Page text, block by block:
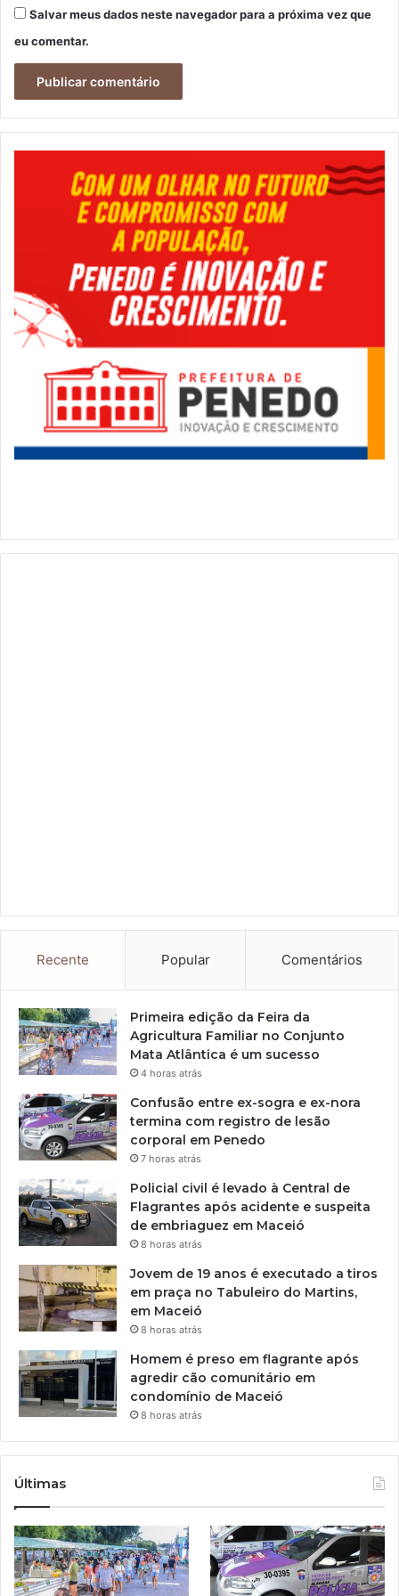
Salvar meus dados neste navegador para a próxima vez que
eu comentar.
Recente Popular Comentários
Primeira edição da Feira da
Agricultura Familiar no Conjunto
Mata Atlântica é um sucesso
4 horas atrás
Confusão entre ex-sogra e ex-nora
termina com registro de lesão
corporal em Penedo
7 horas atrás
Policial civil é levado à Central de
Flagrantes após acidente e suspeita
de embriaguez em Maceió
8 horas atrás
Jovem de 19 anos é executado a tiros
em praça no Tabuleiro do Martins,
em Maceió
8 horas atrás
Homem é preso em flagrante após
agredir cão comunitário em
condomínio de Maceió
8 horas atrás
Últimas